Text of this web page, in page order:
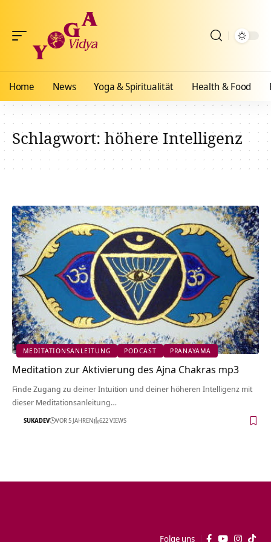
Home News Yoga & Spiritualität Health & Food
Schlagwort:höhere Intelligenz
MEDITATIONSANLEITUNG PODCAST PRANAYAMA
Meditation zur Aktivierung des Ajna Chakras mp3
Finde Zugang zu deiner Intuition und deiner höheren Intelligenz mit
dieser Meditationsanleitung…
SUKADEV VOR 5 JAHREN 622 VIEWS
Folge uns